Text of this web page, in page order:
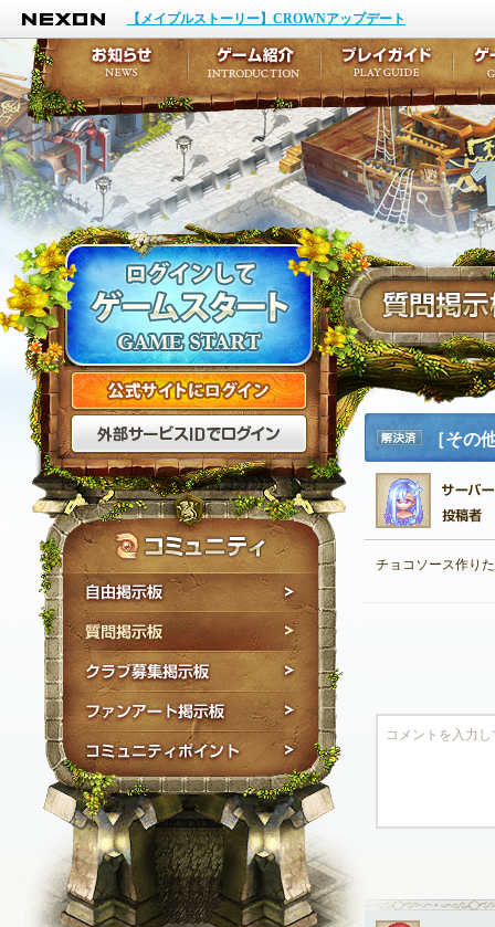
NEXON
【メイプルストーリー】CROWNアップデート
公式サイトにログイン
コミュニティポイン
解決済
み
［その
チョコソース作り
お知らせ
イベント
アップデート
メンテナンス
ゲーム紹介
キャラクター作成
テイルズ初級者講座
ここだけは知ってお